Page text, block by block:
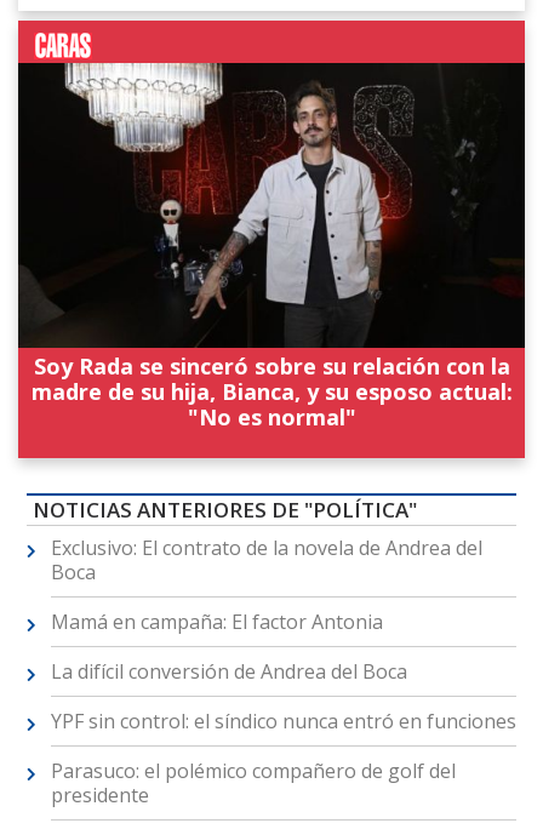
Soy Rada se sinceró sobre su relación con la
madre de su hija, Bianca, y su esposo actual:
"No es normal"
NOTICIAS ANTERIORES DE "POLÍTICA"
Exclusivo: El contrato de la novela de Andrea del
Boca
Mamá en campaña: El factor Antonia
La difícil conversión de Andrea del Boca
YPF sin control: el síndico nunca entró en funciones
Parasuco: el polémico compañero de golf del
presidente